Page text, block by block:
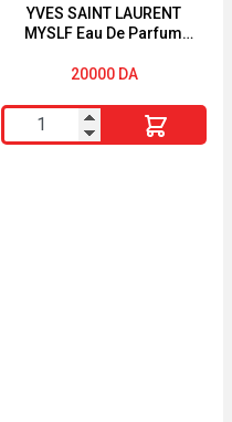
YVES SAINT LAURENT
MYSLF Eau De Parfum
20000 DA
quantité
de